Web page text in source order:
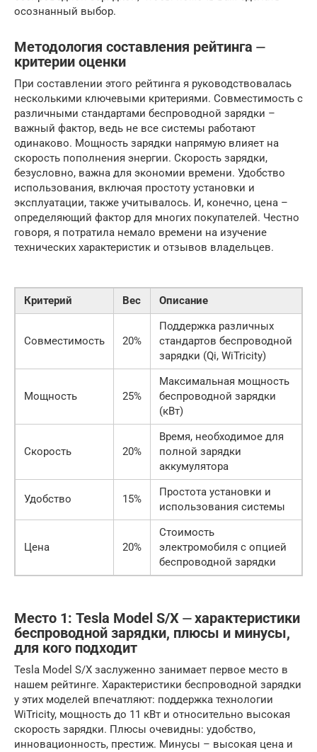
осознанный выбор.
Методология составления рейтинга ⏤
критерии оценки
При составлении этого рейтинга я руководствовалась
несколькими ключевыми критериями. Совместимость с
различными стандартами беспроводной зарядки –
важный фактор, ведь не все системы работают
одинаково. Мощность зарядки напрямую влияет на
скорость пополнения энергии. Скорость зарядки,
безусловно, важна для экономии времени. Удобство
использования, включая простоту установки и
эксплуатации, также учитывалось. И, конечно, цена –
определяющий фактор для многих покупателей. Честно
говоря, я потратила немало времени на изучение
технических характеристик и отзывов владельцев.
Критерий Вес Описание
Совместимость 20%
Поддержка различных
стандартов беспроводной
зарядки (Qi, WiTricity)
Мощность 25%
Максимальная мощность
беспроводной зарядки
(кВт)
Скорость 20%
Время, необходимое для
полной зарядки
аккумулятора
Удобство 15%
Простота установки и
использования системы
Цена 20%
Стоимость
электромобиля с опцией
беспроводной зарядки
Место 1: Tesla Model S/X ⏤ характеристики
беспроводной зарядки, плюсы и минусы,
для кого подходит
Tesla Model S/X заслуженно занимает первое место в
нашем рейтинге. Характеристики беспроводной зарядки
у этих моделей впечатляют: поддержка технологии
WiTricity, мощность до 11 кВт и относительно высокая
скорость зарядки. Плюсы очевидны: удобство,
инновационность, престиж. Минусы – высокая цена и